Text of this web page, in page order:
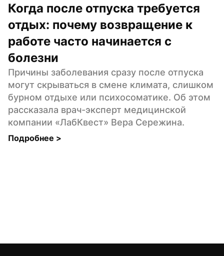
Когда после отпуска требуется
отдых: почему возвращение к
работе часто начинается с
болезни
Причины заболевания сразу после отпуска
могут скрываться в смене климата, слишком
бурном отдыхе или психосоматике. Об этом
рассказала врач-эксперт медицинской
компании «ЛабКвест» Вера Сережина.
Подробнее >